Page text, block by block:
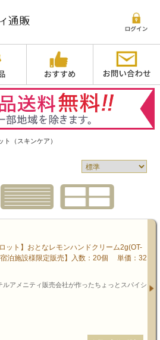
ト（スキンケア）
ロット】おとなレモンハンドクリーム2g(OT-
泊施設様限定販売】入数：20個 単価：32
ルアメニティ販売会社が作ったちょっとスパイシ